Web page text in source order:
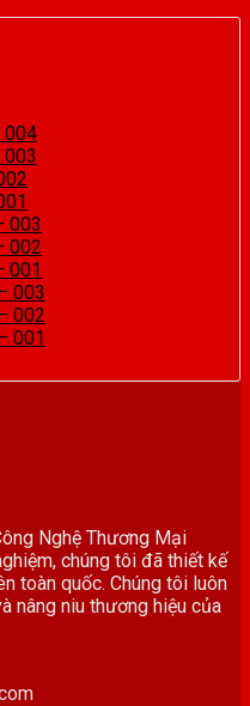
004
003
003
002
001
003
002
001
Nghệ Thương Mại
chúng tôi đã thiết kế
toàn quốc. Chúng tôi luôn
nâng niu thương hiệu của